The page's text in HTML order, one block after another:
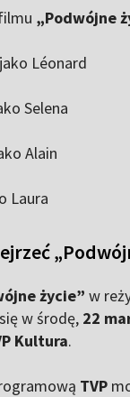
„Podwójne
jako Léonard
Selena
Alain
Laura
życie” w
w środę, 22
Kultura.
TVP